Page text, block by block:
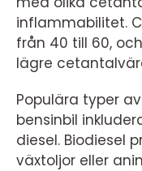
inflammabilitet.
från 40 till 60,
lägre
Populära typer
bensinbil
diesel. Biodiesel
växtoljor eller